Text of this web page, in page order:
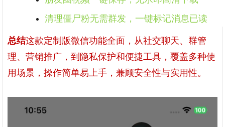
清理僵尸粉无需群发，一键标记消息已读
总结这款定制版微信功能全面，从社交聊天、群管
理、营销推广，到隐私保护和便捷工具，覆盖多种使
用场景，操作简单易上手，兼顾安全性与实用性。